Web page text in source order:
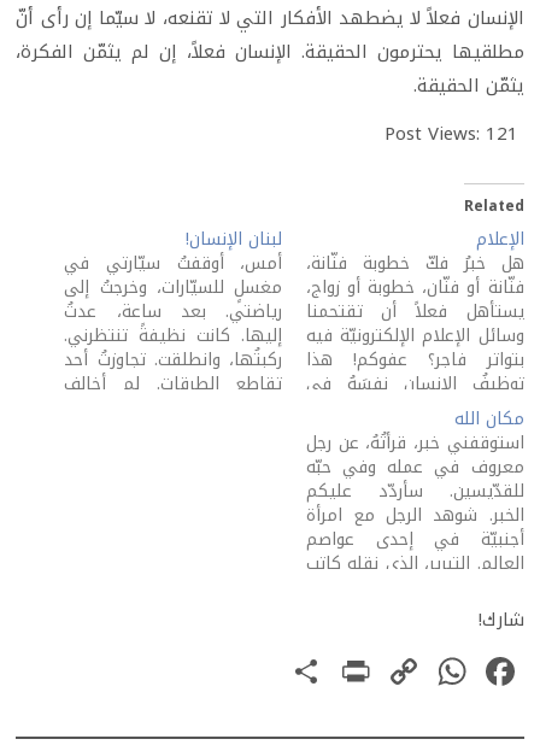
الإنسان فعلاً لا يضطهد الأفكار التي لا تقنعه، لا سيّما إن رأى أنّ
مطلقيها يحترمون الحقيقة. الإنسان فعلاً، إن لم يثمّن الفكرة،
يثمّن الحقيقة.
Post Views: 121
Related
الإعلام
هل خبرُ فكّ خطوبة فنّانة،
فنّانة أو فنّان، خطوبة أو زواج،
يستأهل فعلاً أن تقتحمنا
وسائل الإعلام الإلكترونيّة فيه
بتواتر فاجر؟ عفوكم! هذا
توظيفُ الإنسانِ نفسَهُ في
خدمة التفاهة! ربّما كان الخبر
يسلّي أناسًا أو يطلبونه رغبةً
في معرفة أحوال أناس
يحبّونهم فعلاً. ولكن، هل هذا
زمان موافق؟ نحن نحيا…
لبنان الإنسان!
أمس، أوقفتُ سيّارتي في
مغسلٍ للسيّارات، وخرجتُ إلى
رياضتي. بعد ساعة، عدتُ
إليها. كانت نظيفةً تنتظرني.
ركبتُها، وانطلقت. تجاوزتُ أحد
تقاطع الطرقات. لم أخالف
مكان الله
استوقفني خبر، قرأتُهُ، عن رجل
معروف في عمله وفي حبّه
للقدّيسين. سأردّد عليكم
الخبر. شوهد الرجل مع امرأة
أجنبيّة في إحدى عواصم
العالم. التبرير، الذي نقله كاتب
من كارثة فعليّة سبّبها خلاف
مستفحل بينه وبين زوجته. لا
أهمّش قدرة الإنسان، رجلاً
كان أو امرأة، على…
شارك!
Facebook
WhatsApp
Copy
PrintFriendly